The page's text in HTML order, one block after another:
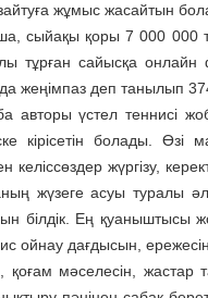
жұмыс жасайтын
сыйақы қоры 7 000 000
тұрған сайысқа
жеңімпаз деп танылып
авторы үстел тенни­сі
кірісетін болады. Өзі
келіссөздер жүргізу,
жүзеге асуы туралы
білдік. Ең қуаныштысы
ойнау дағдысын,
қоғам мәселесін, жас­тар